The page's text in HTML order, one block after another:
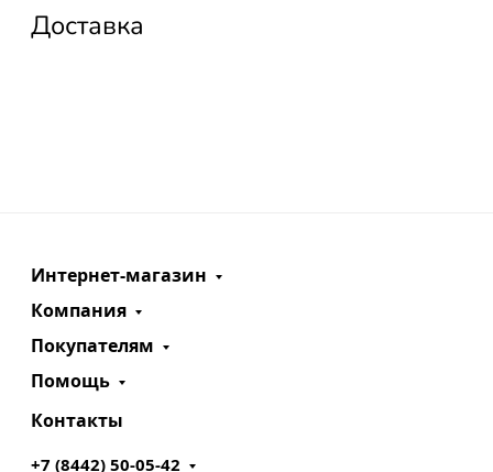
Доставка
Интернет-магазин
Компания
Покупателям
Помощь
Контакты
+7 (8442) 50-05-42